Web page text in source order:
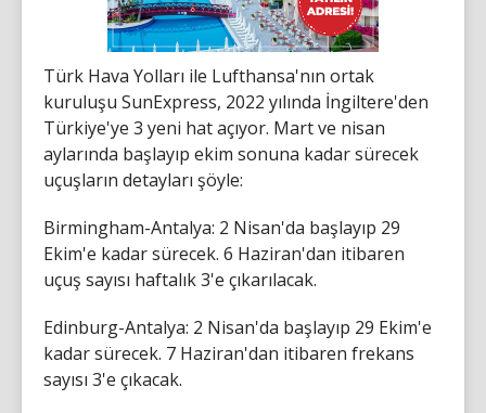
Türk Hava Yolları ile Lufthansa'nın ortak
kuruluşu SunExpress, 2022 yılında İngiltere'den
Türkiye'ye 3 yeni hat açıyor. Mart ve nisan
aylarında başlayıp ekim sonuna kadar sürecek
uçuşların detayları şöyle:
Birmingham-Antalya: 2 Nisan'da başlayıp 29
Ekim'e kadar sürecek. 6 Haziran'dan itibaren
uçuş sayısı haftalık 3'e çıkarılacak.
Edinburg-Antalya: 2 Nisan'da başlayıp 29 Ekim'e
kadar sürecek. 7 Haziran'dan itibaren frekans
sayısı 3'e çıkacak.